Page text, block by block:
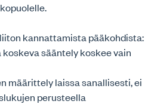
kannattamista pääkohdista:
sääntely koskee vain
laissa sanallisesti, ei
perusteella